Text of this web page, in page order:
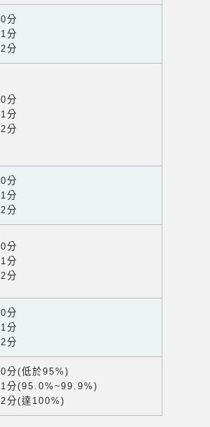
0分
1分
2分
0分
1分
2分
0分
1分
2分
0分
1分
2分
0分
1分
2分
0分(低於95%)
1分(95.0%~99.9%)
2分(達100%)